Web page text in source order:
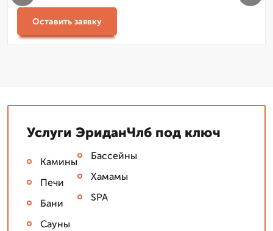
Оставить заявку
Услуги ЭриданЧлб под ключ
Камины
Печи
Бани
Сауны
Бассейны
Хамамы
SPA